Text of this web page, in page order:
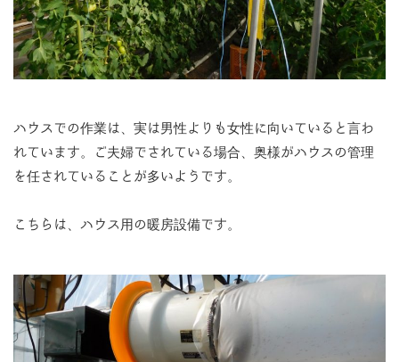
ハウスでの作業は、実は男性よりも女性に向いていると言わ
れています。ご夫婦でされている場合、奥様がハウスの管理
を任されていることが多いようです。
こちらは、ハウス用の暖房設備です。